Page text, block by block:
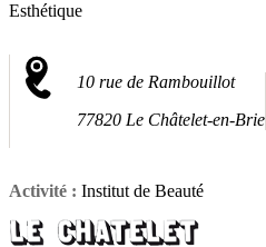
Esthétique
10 rue de Rambouillot
77820 Le Châtelet-en-Brie
Activité : Institut de Beauté